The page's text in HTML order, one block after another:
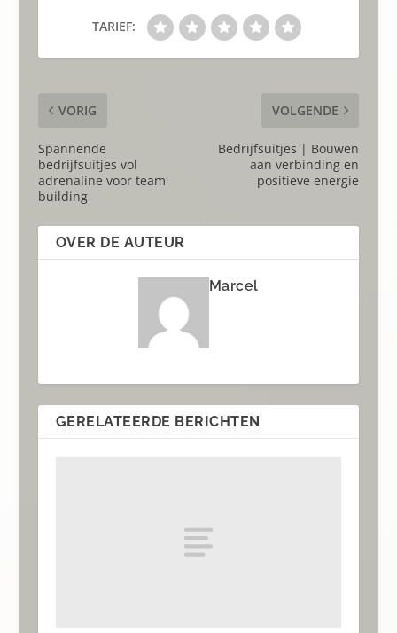
TARIEF:
VORIG
Spannende
bedrijfsuitjes vol
adrenaline voor team
building
VOLGENDE
Bedrijfsuitjes | Bouwen
aan verbinding en
positieve energie
OVER DE AUTEUR
Marcel
GERELATEERDE BERICHTEN